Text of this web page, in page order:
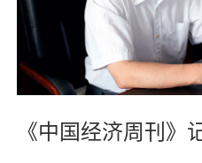
《中国经济周刊》